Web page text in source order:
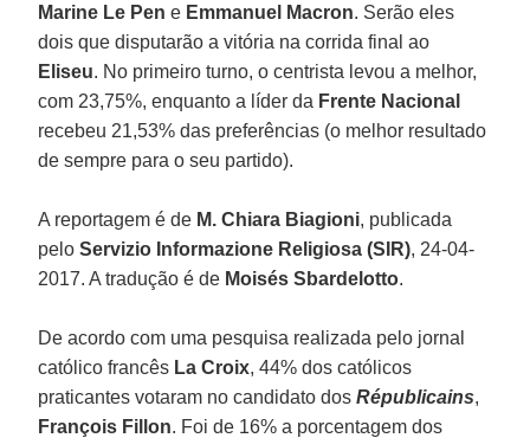
Marine Le Pen e Emmanuel Macron. Serão eles
dois que disputarão a vitória na corrida final ao
Eliseu. No primeiro turno, o centrista levou a melhor,
com 23,75%, enquanto a líder da Frente Nacional
recebeu 21,53% das preferências (o melhor resultado
de sempre para o seu partido).
A reportagem é de M. Chiara Biagioni, publicada
peloServizio Informazione Religiosa (SIR), 24-04-
2017. A tradução é de Moisés Sbardelotto.
De acordo com uma pesquisa realizada pelo jornal
católico francês La Croix, 44% dos católicos
praticantes votaram no candidato dosRépublicains,
François Fillon. Foi de 16% a porcentagem dos